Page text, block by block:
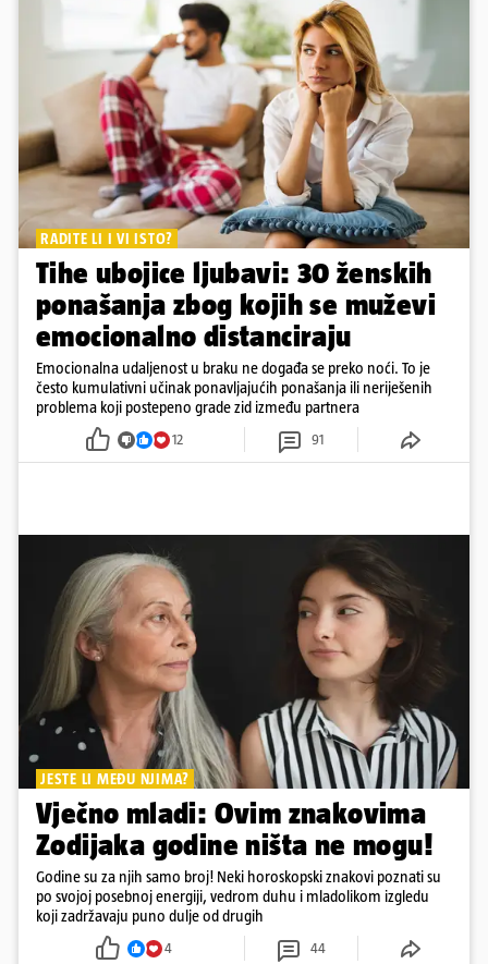
RADITE LI I VI ISTO?
Tihe ubojice ljubavi: 30 ženskih
ponašanja zbog kojih se muževi
emocionalno distanciraju
Emocionalna udaljenost u braku ne događa se preko noći. To je
često kumulativni učinak ponavljajućih ponašanja ili neriješenih
problema koji postepeno grade zid između partnera
12 91
JESTE LI MEĐU NJIMA?
Vječno mladi: Ovim znakovima
Zodijaka godine ništa ne mogu!
Godine su za njih samo broj! Neki horoskopski znakovi poznati su
po svojoj posebnoj energiji, vedrom duhu i mladolikom izgledu
koji zadržavaju puno dulje od drugih
4 44